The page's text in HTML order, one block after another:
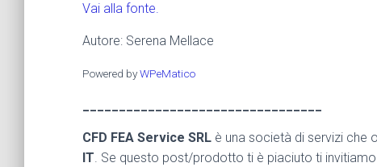
Vai alla fonte.
Autore: Serena Mellace
Powered byWPeMatico
CFD FEA Service SRL è una società di servizi che
IT. Se questo post/prodotto ti è piaciuto ti